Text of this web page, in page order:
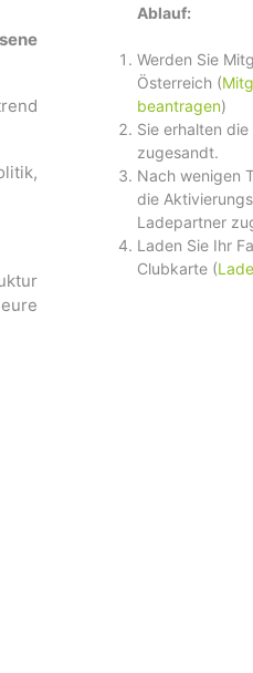
Ablauf:
Werden Sie
Österreich (
beantragen)
Sie erhalten
zugesandt.
Nach wenigen
die
Ladepartner
Laden Sie Ihr
Clubkarte (